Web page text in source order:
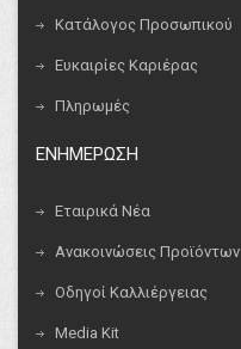
Κατάλογος Προσωπικού
Ευκαιρίες Καριέρας
Πληρωμές
ΕΝΗΜΕΡΩΣΗ
Εταιρικά Νέα
Ανακοινώσεις Προϊόντων
Οδηγοί Καλλιέργειας
Media Kit